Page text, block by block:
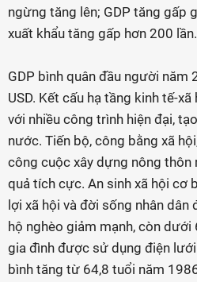
ngừng tăng lên; GDP tăng gấp
xuất khẩu tăng gấp hơn 200 lần.
GDP bình quân đầu người năm
USD. Kết cấu hạ tầng kinh tế-
với nhiều công trình hiện đại,
nước. Tiến bộ, công bằng xã
công cuộc xây dựng nông
quả tích cực. An sinh xã hội cơ
lợi xã hội và đời sống nhân
hộ nghèo giảm mạnh, còn dưới
gia đình được sử dụng điện
bình tăng từ 64,8 tuổi năm